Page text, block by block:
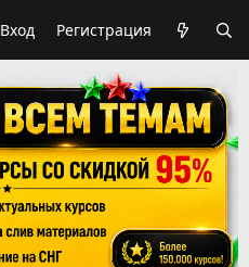
Вход Регистрация